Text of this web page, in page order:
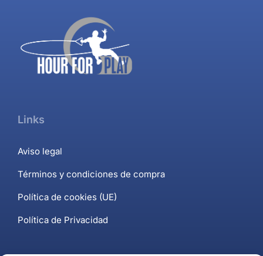
Links
Aviso legal
Términos y condiciones de compra
Política de cookies (UE)
Política de Privacidad